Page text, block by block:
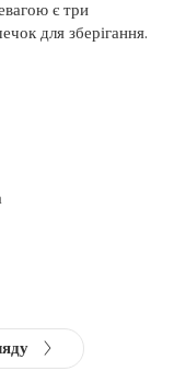
є три
для зберігання.